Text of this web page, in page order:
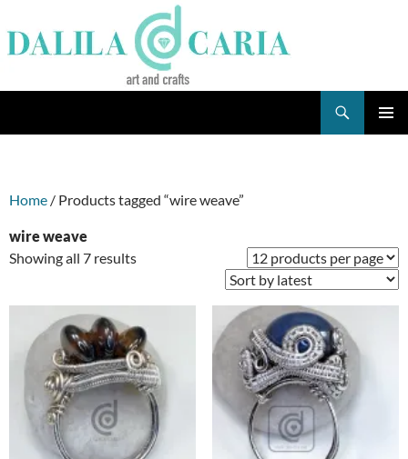
to
content
Home / Products tagged “wire weave”
wire weave
Showing all 7 resultsSorted